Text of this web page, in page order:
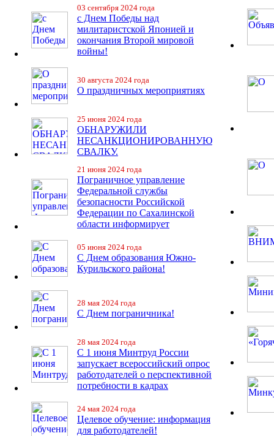
03 сентября 2024 года
с Днем Победы над
милитаристской Японией и
окончания Второй мировой
войны!
30 августа 2024 года
О праздничных мероприятиях
25 июня 2024 года
ОБНАРУЖИЛИ
НЕСАНКЦИОНИРОВАННУЮ
СВАЛКУ.
21 июня 2024 года
Пограничное управление
Федеральной службы
безопасности Российской
Федерации по Сахалинской
области информирует
05 июня 2024 года
С Днем образования Южно-
Курильского района!
28 мая 2024 года
С Днем пограничника!
28 мая 2024 года
С 1 июня Минтруд России
запускает всероссийский опрос
работодателей о перспективной
потребности в кадрах
24 мая 2024 года
Целевое обучение: информация
для работодателей!